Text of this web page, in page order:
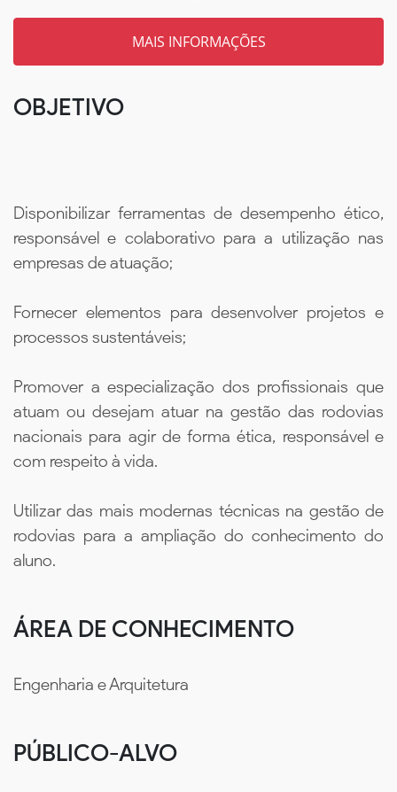
OBJETIVO
Disponibilizar ferramentas de desempenho ético,
responsável e colaborativo para a utilização nas
empresas de atuação;
Fornecer elementos para desenvolver projetos e
processos sustentáveis;
Promover a especialização dos profissionais que
atuam ou desejam atuar na gestão das rodovias
nacionais para agir de forma ética, responsável e
com respeito à vida.
Utilizar das mais modernas técnicas na gestão de
rodovias para a ampliação do conhecimento do
aluno.
ÁREA DE CONHECIMENTO
Engenharia e Arquitetura
PÚBLICO-ALVO